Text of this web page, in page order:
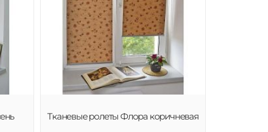
Тканевые ролеты Флора коричневая